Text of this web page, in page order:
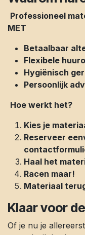
Professioneel
MET
Betaalbaar
Flexibele
Hygiënisch
Persoonlijk
Hoe werkt het?
Kies je
Reserveer
Haal het
Racen maar!
Materiaal
Klaar voor
Of je nu je